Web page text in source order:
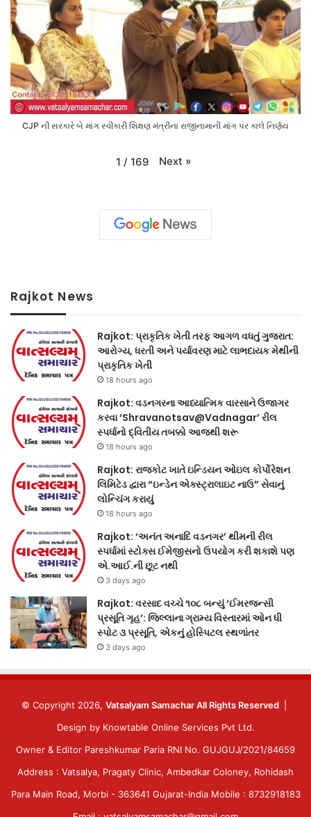
CJP ની સરકારે બે માંગ સ્વીકારી શિક્ષણ મંત્રીના રાજીનામાની માંગ પર કાલે નિર્ણય
1 / 169 Next »
Rajkot News
Rajkot: પ્રાકૃતિક ખેતી તરફ આગળ વધતું ગુજરાત:
આરોગ્ય, ધરતી અને પર્યાવરણ માટે લાભદાયક મેથીની
પ્રાકૃતિક ખેતી
18 hours ago
Rajkot: વડનગરના આધ્યાત્મિક વારસાને ઉજાગર
કરવા ‘Shravanotsav@Vadnagar’ રીલ
સ્પર્ધાનો દ્વિતીય તબક્કો આજથી શરૂ
18 hours ago
Rajkot: રાજકોટ ખાતે ઇન્ડિયન ઓઇલ કોર્પોરેશન
લિમિટેડ દ્વારા “ઇન્ડેન એક્સ્ટ્રાલાઇટ નાઉ” સેવાનું
લોન્ચિંગ કરાયું
18 hours ago
Rajkot: ‘અનંત અનાદિ વડનગર’ થીમની રીલ
સ્પર્ધામાં સ્ટોક્સ ઈમેજીસનો ઉપયોગ કરી શકાશે પણ
એ.આઈ.ની છૂટ નથી
3 days ago
Rajkot: વરસાદ વચ્ચે ૧૦૮ બન્યું ‘ઈમરજન્સી
પ્રસૂતિ ગૃહ’: જિલ્લાના ગ્રામ્ય વિસ્તારમાં ઓન ધી
સ્પોટ ૩ પ્રસૂતિ, એકનું હોસ્પિટલ સ્થળાંતર
3 days ago
© Copyright 2026, Vatsalyam Samachar All Rights Reserved
Design by Knowtable Online Services Pvt Ltd.
Owner & Editor Pareshkumar Paria RNI No. GUJGUJ/2021/84659
Address : Vatsalya, Pragaty Clinic, Ambedkar Coloney, Rohidash
Para Main Road, Morbi - 363641 Gujarat-India Mobile : 8732918183